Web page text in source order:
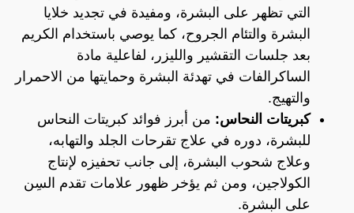
التي تظهر على البشرة، ومفيدة في تجديد خلايا
البشرة والتئام الجروح، كما يوصي باستخدام الكريم
بعد جلسات التقشير والليزر، لفاعلية مادة
الساكرالفات في تهدئة البشرة وحمايتها من الاحمرار
والتهيج.
كبريتات النحاس: من أبرز فوائد كبريتات النحاس
للبشرة، دوره في علاج تقرحات الجلد والتهابه،
وعلاج شحوب البشرة، إلى جانب تحفيزه لإنتاج
الكولاجين، ومن ثم يؤخر ظهور علامات تقدم السِن
على البشرة.